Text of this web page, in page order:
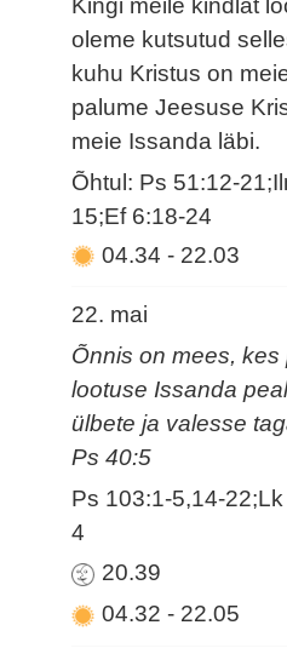
Kingi meile kindlat
oleme kutsutud
kuhu Kristus on
palume Jeesuse
meie Issanda läbi.
Õhtul: Ps 51:12-
15;Ef 6:18-24
04.34- 22.03
22. mai
Õnnis on mees, kes
lootuse Issanda
ülbete ja valesse
Ps 40:5
Ps 103:1-5,14-
4
20.39
04.32- 22.05